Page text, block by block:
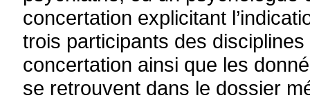
concertation explicitant
trois participants des
concertation ainsi que les
se retrouvent dans le dossier